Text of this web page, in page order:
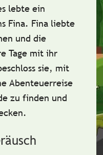
lebte ein
Fina. Fina liebte
und die
Tage mit ihr
sie, mit
Abenteuerreise
zu finden und